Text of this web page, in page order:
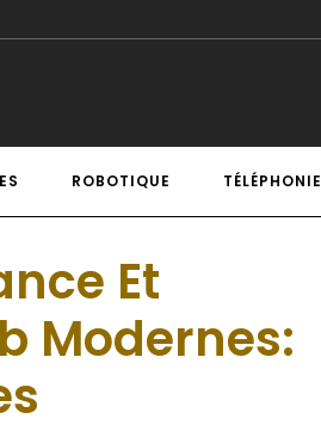
ROBOTIQUE TÉLÉPHONIE
Et
Modernes: